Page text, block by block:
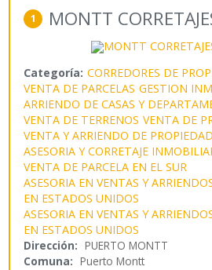
1 MONTT
Categoría: CORREDORES DE
VENTA DE PARCELAS GESTION
ARRIENDO DE CASAS Y
VENTA DE TERRENOS VENTA DE
VENTA Y ARRIENDO DE
ASESORIA Y CORRETAJE
VENTA DE PARCELA EN EL SUR
ASESORIA EN VENTAS Y
EN ESTADOS UNIDOS
ASESORIA EN VENTAS Y
EN ESTADOS UNIDOS
Dirección: PUERTO MONTT
Comuna: Puerto Montt